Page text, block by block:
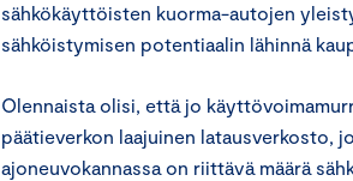
sähkökäyttöisten kuorma-autojen
sähköistymisen potentiaalin lähinnä
Olennaista olisi, että jo
päätieverkon laajuinen latausverkosto,
ajoneuvokannassa on riittävä määrä